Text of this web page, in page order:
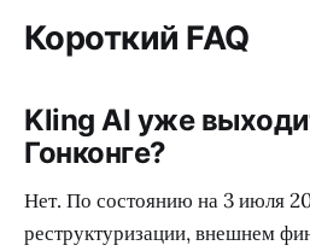
Короткий FAQ
Kling AI уже
Гонконге?
Нет. По состоянию на 3 июля
реструктуризации, внешнем